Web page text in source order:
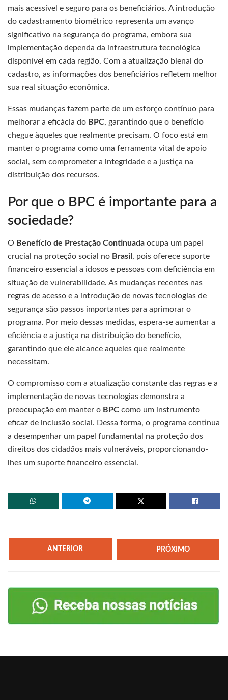
mais acessível e seguro para os beneficiários. A introdução
do cadastramento biométrico representa um avanço
significativo na segurança do programa, embora sua
implementação dependa da infraestrutura tecnológica
disponível em cada região. Com a atualização bienal do
cadastro, as informações dos beneficiários refletem melhor
sua real situação econômica.
Essas mudanças fazem parte de um esforço contínuo para
melhorar a eficácia do BPC, garantindo que o benefício
chegue àqueles que realmente precisam. O foco está em
manter o programa como uma ferramenta vital de apoio
social, sem comprometer a integridade e a justiça na
distribuição dos recursos.
Por que o BPC é importante para a
sociedade?
O Benefício de Prestação Continuada ocupa um papel
crucial na proteção social no Brasil , pois oferece suporte
financeiro essencial a idosos e pessoas com deficiência em
situação de vulnerabilidade. As mudanças recentes nas
regras de acesso e a introdução de novas tecnologias de
segurança são passos importantes para aprimorar o
programa. Por meio dessas medidas, espera-se aumentar a
eficiência e a justiça na distribuição do benefício,
garantindo que ele alcance aqueles que realmente
necessitam.
O compromisso com a atualização constante das regras e a
implementação de novas tecnologias demonstra a
preocupação em manter o BPC como um instrumento
eficaz de inclusão social. Dessa forma, o programa continua
a desempenhar um papel fundamental na proteção dos
direitos dos cidadãos mais vulneráveis, proporcionando-
lhes um suporte financeiro essencial.
ANTERIOR PRÓXIMO